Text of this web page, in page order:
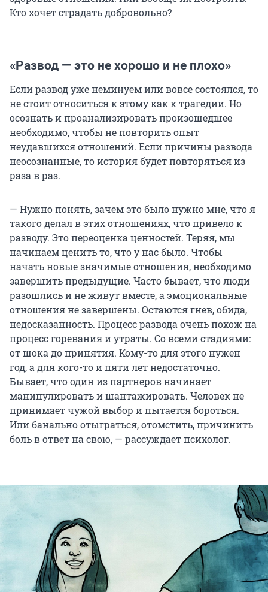
Кто хочет страдать добровольно?
«Развод — это не хорошо и не плохо»
Если развод уже неминуем или вовсе состоялся, то
не стоит относиться к этому как к трагедии. Но
осознать и проанализировать произошедшее
необходимо, чтобы не повторить опыт
неудавшихся отношений. Если причины развода
неосознанные, то история будет повторяться из
раза в раз.
— Нужно понять, зачем это было нужно мне, что я
такого делал в этих отношениях, что привело к
разводу. Это переоценка ценностей. Теряя, мы
начинаем ценить то, что у нас было. Чтобы
начать новые значимые отношения, необходимо
завершить предыдущие. Часто бывает, что люди
разошлись и не живут вместе, а эмоциональные
отношения не завершены. Остаются гнев, обида,
недосказанность. Процесс развода очень похож на
процесс горевания и утраты. Со всеми стадиями:
от шока до принятия. Кому-то для этого нужен
год, а для кого-то и пяти лет недостаточно.
Бывает, что один из партнеров начинает
манипулировать и шантажировать. Человек не
принимает чужой выбор и пытается бороться.
Или банально отыграться, отомстить, причинить
боль в ответ на свою, — рассуждает психолог.